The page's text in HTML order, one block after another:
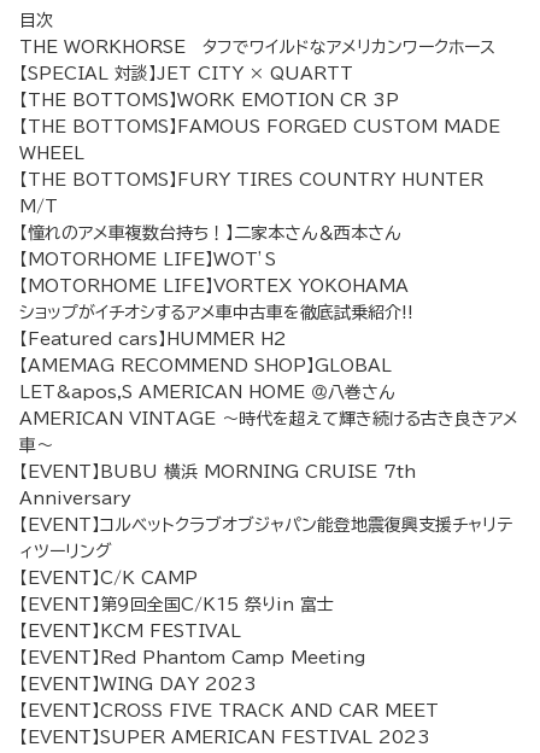
目次
THE WORKHORSE タフでワイルドなアメリカンワークホース
【SPECIAL 対談】JET CITY × QUARTT
【THE BOTTOMS】WORK EMOTION CR 3P
【THE BOTTOMS】FAMOUS FORGED CUSTOM MADE
WHEEL
【THE BOTTOMS】FURY TIRES COUNTRY HUNTER
M/T
【憧れのアメ車複数台持ち！】二家本さん＆西本さん
【MOTORHOME LIFE】WOT’S
【MOTORHOME LIFE】VORTEX YOKOHAMA
ショップがイチオシするアメ車中古車を徹底試乗紹介!!
【Featured cars】HUMMER H2
【AMEMAG RECOMMEND SHOP】GLOBAL
LET&apos,S AMERICAN HOME ＠八巻さん
AMERICAN VINTAGE 〜時代を超えて輝き続ける古き良きアメ
車〜
【EVENT】BUBU 横浜 MORNING CRUISE 7th
Anniversary
【EVENT】コルベットクラブオブジャパン能登地震復興支援チャリテ
ィツーリング
【EVENT】C/K CAMP
【EVENT】第９回全国C/K15 祭りin 富士
【EVENT】KCM FESTIVAL
【EVENT】Red Phantom Camp Meeting
【EVENT】WING DAY 2023
【EVENT】CROSS FIVE TRACK AND CAR MEET
【EVENT】SUPER AMERICAN FESTIVAL 2023